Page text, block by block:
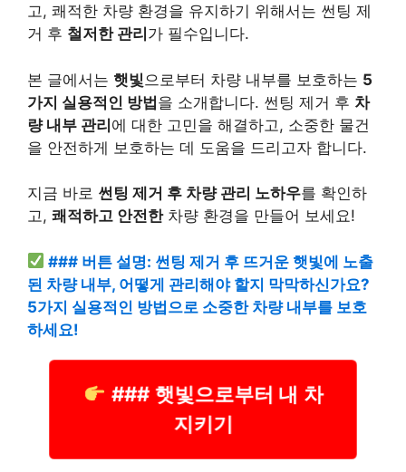
고, 쾌적한 차량 환경을 유지하기 위해서는 썬팅 제
거 후 철저한 관리 가 필수입니다.
본 글에서는 햇빛으로부터 차량 내부를 보호하는 5
가지 실용적인 방법을 소개합니다. 썬팅 제거 후 차
량 내부 관리에 대한 고민을 해결하고, 소중한 물건
을 안전하게 보호하는 데 도움을 드리고자 합니다.
지금 바로 썬팅 제거 후 차량 관리 노하우를 확인하
고, 쾌적하고 안전한차량 환경을 만들어 보세요!
### 버튼 설명: 썬팅 제거 후 뜨거운 햇빛에 노출
된 차량 내부, 어떻게 관리해야 할지 막막하신가요?
5가지 실용적인 방법으로 소중한 차량 내부를 보호
하세요!
### 햇빛으로부터 내 차
지키기